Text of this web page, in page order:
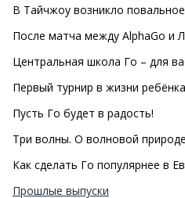
В Тайчжоу возникло
После матча между AlphaGo и
Центральная школа Го – для
Первый турнир в жизни ребёнка
Пусть Го будет в радость!
Три волны. О волновой
Как сделать Го популярнее в
Прошлые выпуски